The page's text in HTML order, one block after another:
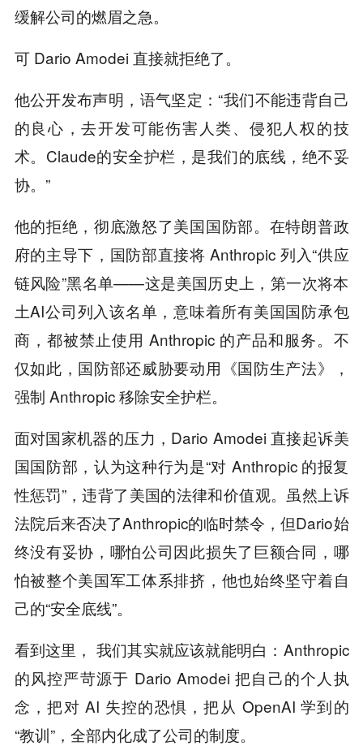
缓解公司的燃眉之急。
可 Dario Amodei 直接就拒绝了。
他公开发布声明，语气坚定：“我们不能违背自己
的良心，去开发可能伤害人类、侵犯人权的技
术。Claude的安全护栏，是我们的底线，绝不妥
协。”
他的拒绝，彻底激怒了美国国防部。在特朗普政
府的主导下，国防部直接将 Anthropic 列入“供应
链风险”黑名单——这是美国历史上，第一次将本
土AI公司列入该名单，意味着所有美国国防承包
商，都被禁止使用 Anthropic 的产品和服务。不
仅如此，国防部还威胁要动用《国防生产法》，
强制 Anthropic 移除安全护栏。
面对国家机器的压力，Dario Amodei 直接起诉美
国国防部，认为这种行为是“对 Anthropic 的报复
性惩罚”，违背了美国的法律和价值观。虽然上诉
法院后来否决了Anthropic的临时禁令，但Dario始
终没有妥协，哪怕公司因此损失了巨额合同，哪
怕被整个美国军工体系排挤，他也始终坚守着自
己的“安全底线”。
看到这里， 我们其实就应该就能明白：Anthropic
的风控严苛源于 Dario Amodei 把自己的个人执
念，把对 AI 失控的恐惧，把从 OpenAI 学到的
“教训”，全部内化成了公司的制度。